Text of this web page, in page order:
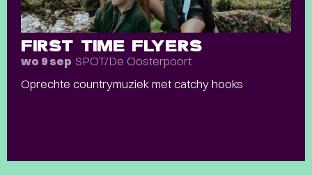
FIRST TIME FLYERS
wo 9 sep SPOT/De Oosterpoort
Oprechte countrymuziek met catchy hooks